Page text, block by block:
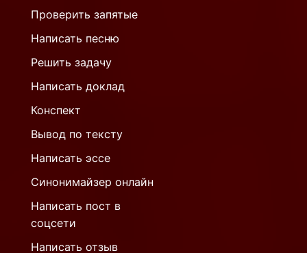
Проверить запятые
Написать песню
Решить задачу
Написать доклад
Конспект
Вывод по тексту
Написать эссе
Синонимайзер онлайн
Написать пост в
соцсети
Написать отзыв